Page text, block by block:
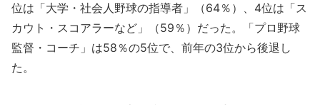
位は「大学・社会人野球の指導者」（64％）、4位は「ス
カウト・スコアラーなど」（59％）だった。「プロ野球
監督・コーチ」は58％の5位で、前年の3位から後退し
た。